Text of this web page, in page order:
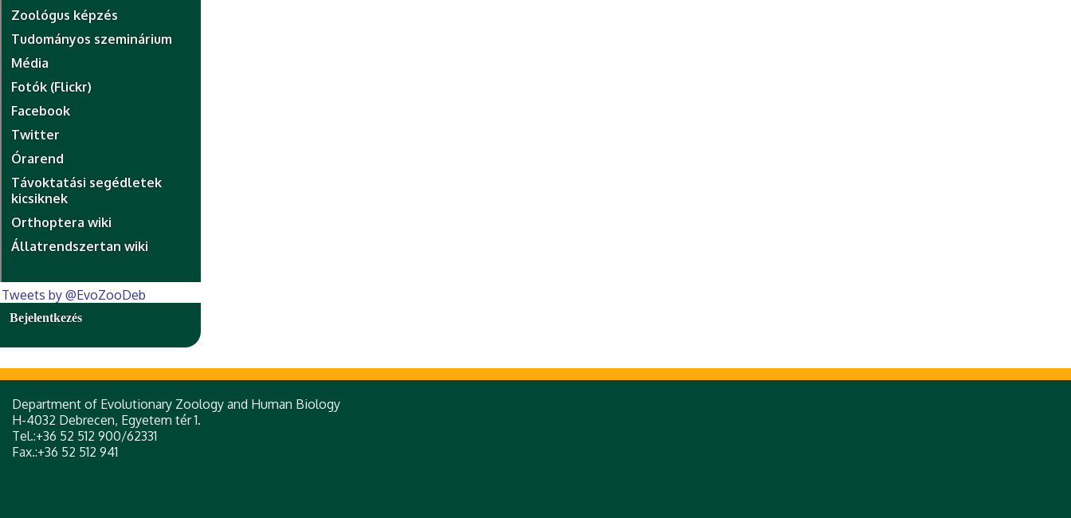
Zoológus képzés
Tudományos szeminárium
Média
Fotók (Flickr)
Facebook
Twitter
Órarend
Távoktatási segédletek
kicsiknek
Orthoptera wiki
Állatrendszertan wiki
Tweets by @EvoZooDeb
Bejelentkezés
Department of Evolutionary Zoology and Human Biology
H-4032 Debrecen, Egyetem tér 1.
Tel.:+36 52 512 900/62331
Fax.:+36 52 512 941